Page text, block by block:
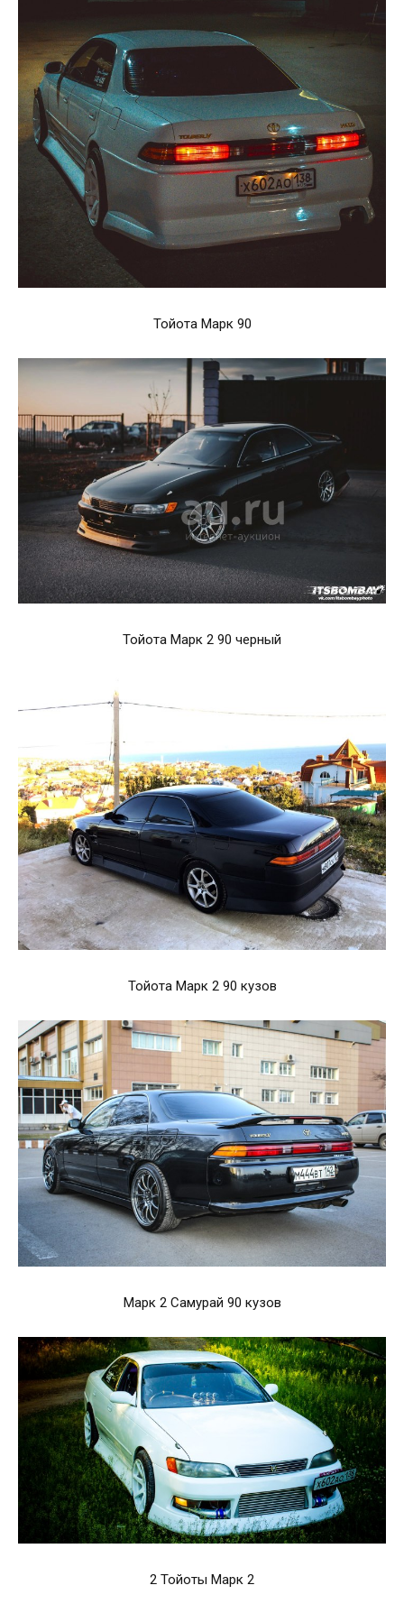
Тойота Марк 90
Тойота Марк 2 90 черный
Тойота Марк 2 90 кузов
Марк 2 Самурай 90 кузов
2 Тойоты Марк 2